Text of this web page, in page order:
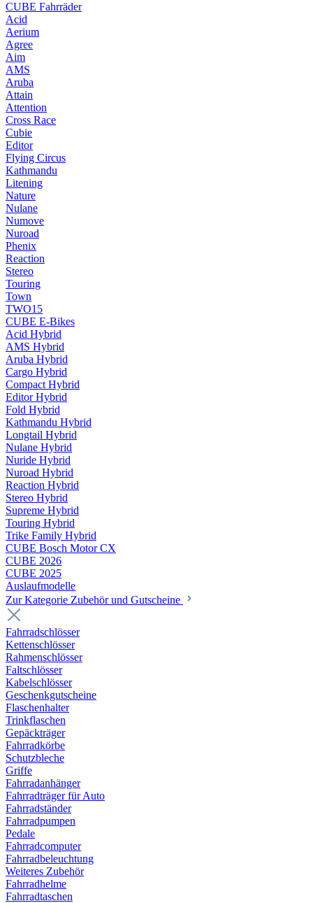
CUBE Fahrräder
Acid
Aerium
Agree
Aim
AMS
Aruba
Attain
Attention
Cross Race
Cubie
Editor
Flying Circus
Kathmandu
Litening
Nature
Nulane
Numove
Nuroad
Phenix
Reaction
Stereo
Touring
Town
TWO15
CUBE E-Bikes
Acid Hybrid
AMS Hybrid
Aruba Hybrid
Cargo Hybrid
Compact Hybrid
Editor Hybrid
Fold Hybrid
Kathmandu Hybrid
Longtail Hybrid
Nulane Hybrid
Nuride Hybrid
Nuroad Hybrid
Reaction Hybrid
Stereo Hybrid
Supreme Hybrid
Touring Hybrid
Trike Family Hybrid
CUBE Bosch Motor CX
CUBE 2026
CUBE 2025
Auslaufmodelle
Zur Kategorie Zubehör und Gutscheine
Fahrradschlösser
Kettenschlösser
Rahmenschlösser
Faltschlösser
Kabelschlösser
Geschenkgutscheine
Flaschenhalter
Trinkflaschen
Gepäckträger
Fahrradkörbe
Schutzbleche
Griffe
Fahrradanhänger
Fahrradträger für Auto
Fahrradständer
Fahrradpumpen
Pedale
Fahrradcomputer
Fahrradbeleuchtung
Weiteres Zubehör
Fahrradhelme
Fahrradtaschen